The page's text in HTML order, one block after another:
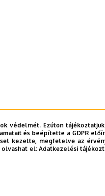
védelmét. Ezúton
és beépítette a GDPR
kezelte, megfelelve az
olvashat el:Adatkezelési